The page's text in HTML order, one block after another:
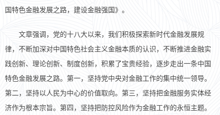
国特色金融发展之路，建设金融强国》。
文章强调，党的十八大以来，我们积极探索新时代金融发展规
律，不断加深对中国特色社会主义金融本质的认识，不断推进金融实
践创新、理论创新、制度创新，积累了宝贵经验，逐步走出一条中国
特色金融发展之路。第一，坚持党中央对金融工作的集中统一领导。
第二，坚持以人民为中心的价值取向。第三，坚持把金融服务实体经
济作为根本宗旨。第四，坚持把防控风险作为金融工作的永恒主题。